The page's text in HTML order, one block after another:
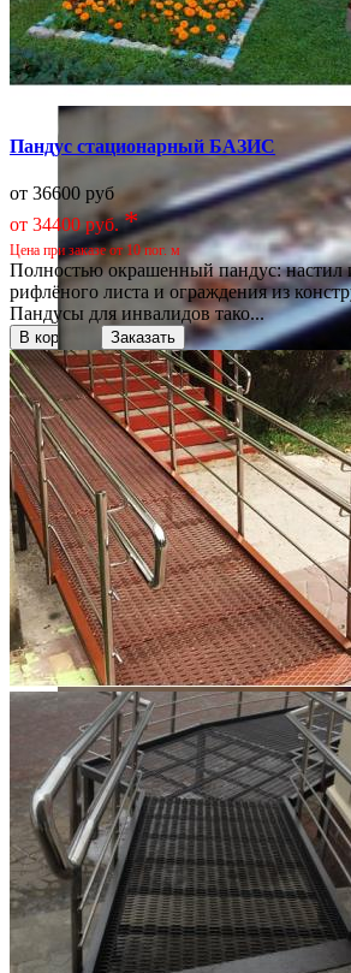
Пандус стационарный БАЗИС
от 36600 руб
от 34400 руб.*
Цена при заказе от 10 пог. м
Полностью окрашенный пандус: настил
рифлёного листа и ограждения из
Пандусы для инвалидов тако...